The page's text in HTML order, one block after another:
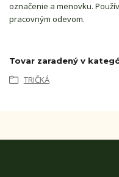
označenie a menovku.
pracovným odevom.
Tovar zaradený v
TRIČKÁ